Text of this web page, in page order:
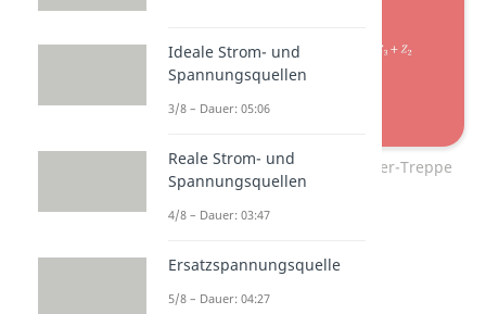
Der letzte Schritt führt zur 0er-Treppe
Ideale Strom- und
Spannungsquellen
3/8 – Dauer: 05:06
Reale Strom- und
Spannungsquellen
4/8 – Dauer: 03:47
Ersatzspannungsquelle
5/8 – Dauer: 04:27